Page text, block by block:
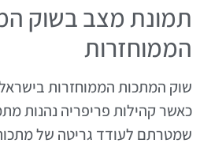
תמונת מצב בשוק
הממוחזרות
שוק המתכות הממוחזרות
כאשר קהילות פריפריה נהנות
שמטרתם לעודד גריטה של